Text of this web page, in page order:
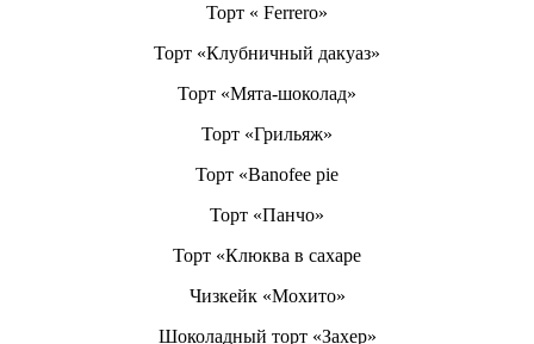
Торт « Ferrero»
Торт «Клубничный дакуаз»
Торт «Мята-шоколад»
Торт «Грильяж»
Торт «Banofee pie
Торт «Панчо»
Торт «Клюква в сахаре
Чизкейк «Мохито»
Шоколадный торт «Захер»